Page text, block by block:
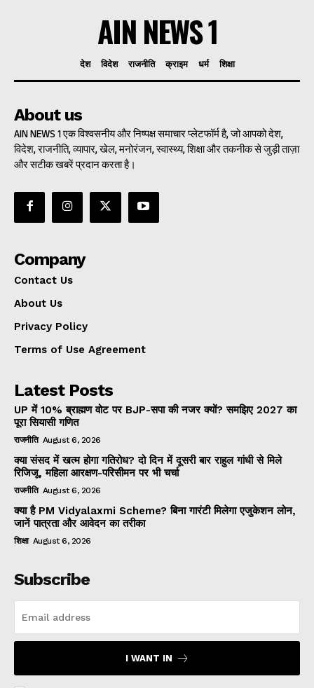
AIN NEWS 1
देश विदेश राजनीति क्राइम धर्म शिक्षा
About us
AIN NEWS 1 एक विश्वसनीय और निष्पक्ष समाचार प्लेटफॉर्म है, जो आपको देश,
विदेश, राजनीति, व्यापार, खेल, मनोरंजन, स्वास्थ्य, शिक्षा और तकनीक से जुड़ी ताज़ा
और सटीक खबरें प्रदान करता है।
Company
Contact Us
About Us
Privacy Policy
Terms of Use Agreement
Latest Posts
UP में 10% ब्राह्मण वोट पर BJP-सपा की नजर क्यों? समझिए 2027 का
पूरा सियासी गणित
राजनीति August 6, 2026
क्या संसद में खत्म होगा गतिरोध? दो दिन में दूसरी बार राहुल गांधी से मिले
रिजिजू, महिला आरक्षण-परिसीमन पर भी चर्चा
राजनीति August 6, 2026
क्या है PM Vidyalaxmi Scheme? बिना गारंटी मिलेगा एजुकेशन लोन,
जानें पात्रता और आवेदन का तरीका
शिक्षा August 6, 2026
Subscribe
I WANT IN